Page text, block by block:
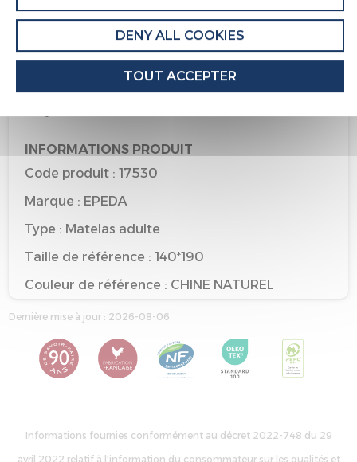
Recyclable
QUALITÉS ET CARACTÉRISTIQUES
Recyclabilité de l'emballage : Entièrement
INFORMATIONS PRODUIT
Code produit : 17530
Marque : EPEDA
Type : Matelas adulte
Taille de référence : 140*190
Couleur de référence : CHINE NATUREL
Dernière mise à jour : 2026-08-06
Informations fournies conformément au décret 2022-748 du 29
avril 2022 relatif à l'information du consommateur sur les qualités et
DENY ALL COOKIES
TOUT ACCEPTER